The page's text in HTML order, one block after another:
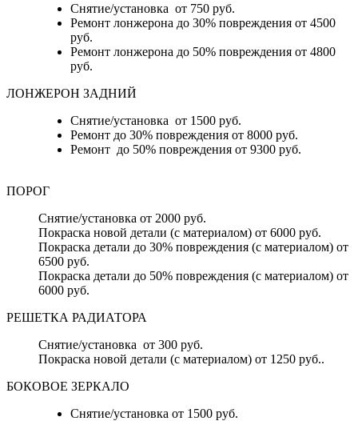
Снятие/установка от 750 руб.
Ремонт лонжерона до 30% повреждения от 4500
руб.
Ремонт лонжерона до 50% повреждения от 4800
руб.
ЛОНЖЕРОН ЗАДНИЙ
Снятие/установка от 1500 руб.
Ремонт до 30% повреждения от 8000 руб.
Ремонт до 50% повреждения от 9300 руб.
ПОРОГ
Снятие/установка от 2000 руб.
Покраска новой детали (с материалом) от 6000 руб.
Покраска детали до 30% повреждения (с материалом) от
6500 руб.
Покраска детали до 50% повреждения (с материалом) от
6000 руб.
РЕШЕТКА РАДИАТОРА
Снятие/установка от 300 руб.
Покраска новой детали (с материалом) от 1250 руб..
БОКОВОЕ ЗЕРКАЛО
Снятие/установка от 1500 руб.